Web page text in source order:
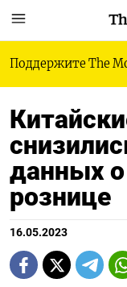
Поддержите The
данных
рознице
16.05.2023